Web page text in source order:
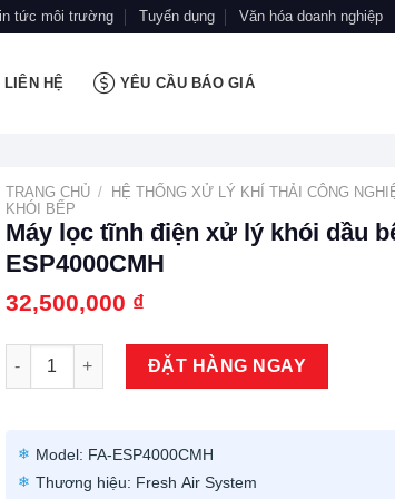
tức môi trường Tuyển dụng Văn hóa doanh nghiệp
LIÊN HỆ YÊU CẦU BÁO GIÁ
TRANG CHỦ / HỆ THỐNG XỬ LÝ KHÍ THẢI CÔNG
KHÓI BẾP
Máy lọc tĩnh điện xử lý khói dầu
ESP4000CMH
32,500,000 ₫
Máy lọc tĩnh điện xử lý khói dầu bếp FA-
ĐẶT HÀNG NGAY
Model: FA-ESP4000CMH
Thương hiệu: Fresh Air System